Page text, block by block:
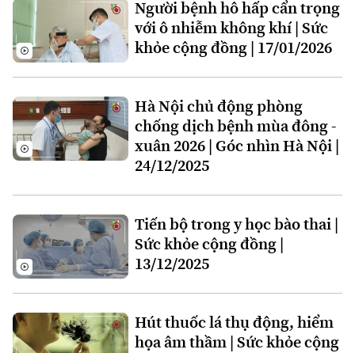
Doanh nghiệp
Căn hộ
Đất đai
Tàu
Xe máy
Đánh giá
Tin tức
Tuyển sinh
Hướng nghiệp
Văn hóa
Tin tức
Làng nghề
Di tích
Sức khỏe
Y tế
Dinh dưỡng
Tư vấn sức khỏe
Thể thao
Bóng đá
Golf
Sao
Điện ảnh
Thời trang
Đã phát sóng
Người bệnh hô hấp cẩn trọng
với ô nhiễm không khí | Sức
khỏe cộng đồng | 17/01/2026
Hà Nội chủ động phòng
chống dịch bệnh mùa đông -
xuân 2026 | Góc nhìn Hà Nội |
24/12/2025
Tiến bộ trong y học bào thai |
Sức khỏe cộng đồng |
13/12/2025
Hút thuốc lá thụ động, hiểm
họa âm thầm | Sức khỏe cộng